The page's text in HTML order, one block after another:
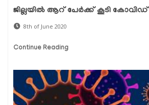
ജില്ലയില്‍ ആറ് പേര്‍ക്ക് കൂടി കോവിഡ്
8th of June 2020
Continue Reading